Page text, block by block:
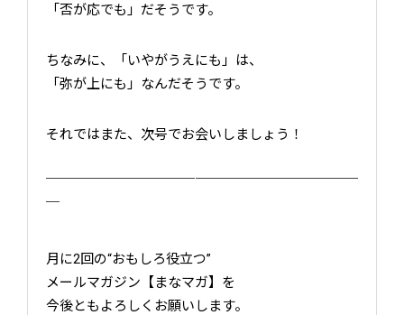
「否が応でも」だそうです。
ちなみに、「いやがうえにも」は、
「弥が上にも」なんだそうです。
それではまた、次号でお会いしましょう！
月に2回の“おもしろ役立つ”
メールマガジン【まなマガ】を
今後ともよろしくお願いします。